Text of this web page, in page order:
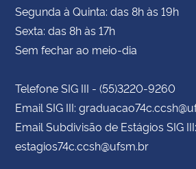
Segunda à Quinta: das 8h às 19h
Sexta: das 8h às 17h
Sem fechar ao meio-dia
Telefone SIG III - (55)3220-9260
Email SIG III:
Email Subdivisão de Estágios SIG III:
estagios74c.ccsh@ufsm.br